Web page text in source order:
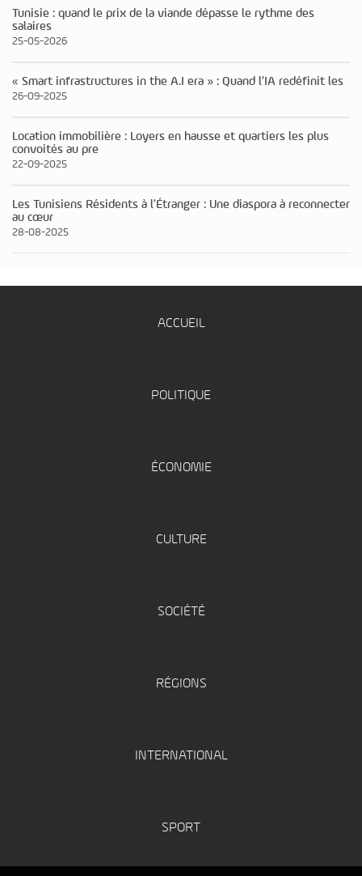
Tunisie : quand le prix de la viande dépasse le rythme des
salaires
25-05-2026
« Smart infrastructures in the A.I era » : Quand l’IA redéfinit les
26-09-2025
Location immobilière : Loyers en hausse et quartiers les plus
convoités au pre
22-09-2025
Les Tunisiens Résidents à l’Étranger : Une diaspora à reconnecter
au cœur
28-08-2025
ACCUEIL
POLITIQUE
ÉCONOMIE
CULTURE
SOCIÉTÉ
RÉGIONS
INTERNATIONAL
SPORT